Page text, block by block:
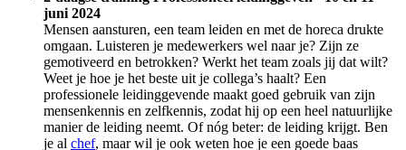
juni 2024
Mensen aansturen, een team leiden en met de horeca drukte
omgaan. Luisteren je medewerkers wel naar je? Zijn ze
gemotiveerd en betrokken? Werkt het team zoals jij dat wilt?
Weet je hoe je het beste uit je collega’s haalt? Een
professionele leidinggevende maakt goed gebruik van zijn
mensenkennis en zelfkennis, zodat hij op een heel natuurlijke
manier de leiding neemt. Of nóg beter: de leiding krijgt. Ben
je al chef, maar wil je ook weten hoe je een goede baas